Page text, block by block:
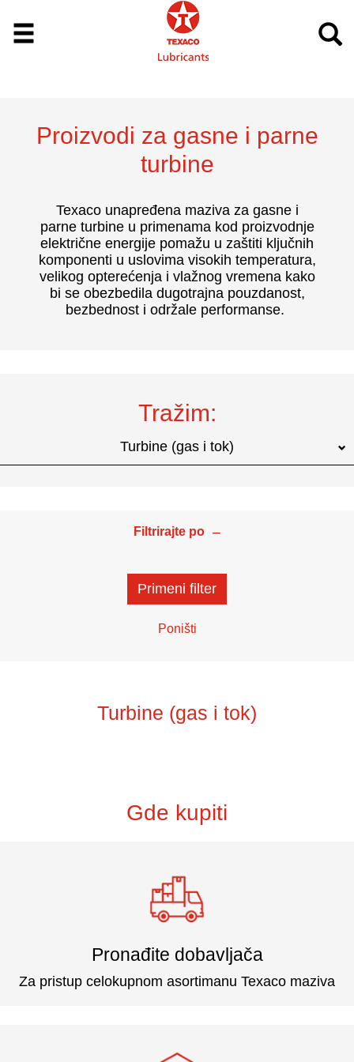
Proizvodi za gasne i parne
turbine
Texaco unapređena maziva za gasne i
parne turbine u primenama kod proizvodnje
električne energije pomažu u zaštiti ključnih
komponenti u uslovima visokih temperatura,
velikog opterećenja i vlažnog vremena kako
bi se obezbedila dugotrajna pouzdanost,
bezbednost i održale performanse.
Tražim:
Turbine (gas i tok)
Filtrirajte po
Primeni filter
Poništi
Turbine (gas i tok)
Gde kupiti
Pronađite dobavljača
Za pristup celokupnom asortimanu Texaco maziva